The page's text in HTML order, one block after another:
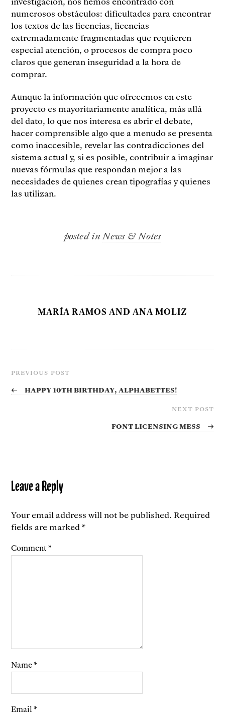
numerosos obstáculos: dificultades para encontrar
los textos de las licencias, licencias
extremadamente fragmentadas que requieren
especial atención, o procesos de compra poco
claros que generan inseguridad a la hora de
comprar.
Aunque la información que ofrecemos en este
proyecto es mayoritariamente analítica, más allá
del dato, lo que nos interesa es abrir el debate,
hacer comprensible algo que a menudo se presenta
como inaccesible, revelar las contradicciones del
sistema actual y, si es posible, contribuir a imaginar
nuevas fórmulas que respondan mejor a las
necesidades de quienes crean tipografías y quienes
las utilizan.
posted in News & Notes
MARÍA RAMOS AND ANA MOLIZ
PREVIOUS POST
← Happy 10th Birthday, Alphabettes!
NEXT POST
Font Licensing Mess →
Leave a Reply
Your email address will not be published. Required
fields are marked*
Comment*
Name*
Email*